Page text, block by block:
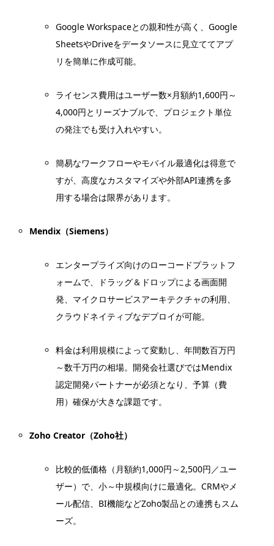
Google Workspaceとの親和性が高く、Google
SheetsやDriveをデータソースに見立ててアプ
リを簡単に作成可能。
ライセンス費用はユーザー数×月額約1,600円～
4,000円とリーズナブルで、プロジェクト単位
の発注でも受け入れやすい。
簡易なワークフローやモバイル最適化は得意で
すが、高度なカスタマイズや外部API連携を多
用する場合は限界があります。
Mendix（Siemens）
エンタープライズ向けのローコードプラットフ
ォームで、ドラッグ＆ドロップによる画面開
発、マイクロサービスアーキテクチャの利用、
クラウドネイティブなデプロイが可能。
料金は利用規模によって変動し、年間数百万円
～数千万円の相場。開発会社選びではMendix
認定開発パートナーが必須となり、予算（費
用）確保が大きな課題です。
Zoho Creator（Zoho社）
比較的低価格（月額約1,000円～2,500円／ユー
ザー）で、小～中規模向けに最適化。CRMやメ
ール配信、BI機能などZoho製品との連携もスム
ーズ。